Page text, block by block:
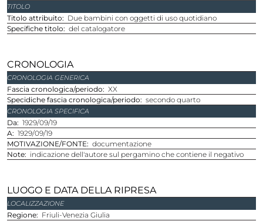
TITOLO
Titolo attribuito
Due bambini con oggetti di uso quotidiano
Specifiche titolo
del catalogatore
CRONOLOGIA
CRONOLOGIA GENERICA
Fascia cronologica/periodo
XX
Specidiche fascia cronologica/periodo
secondo quarto
CRONOLOGIA SPECIFICA
Da
1929/09/19
A
1929/09/19
MOTIVAZIONE/FONTE
documentazione
Note
indicazione dell'autore sul pergamino che contiene il negativo
LUOGO E DATA DELLA RIPRESA
LOCALIZZAZIONE
Regione
Friuli-Venezia Giulia